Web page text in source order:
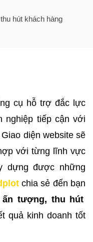
hút khách hàng
cụ hỗ trợ đắc lực
nghiệp tiếp cận với
diện website sẽ
với từng lĩnh vực
dựng được những
chia sẻ đến bạn
ấn tượng, thu hút
quả kinh doanh tốt